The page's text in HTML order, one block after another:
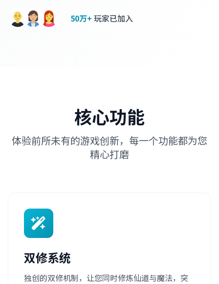
50万+ 玩家已加入
核心功能
体验前所未有的游戏创新，每一个功能都为您
精心打磨
双修系统
独创的双修机制，让您同时修炼仙道与魔法，突